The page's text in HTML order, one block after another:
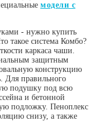
модели с
- нужно купить
такое система Комбо?
каркаса чаши.
защитным
конструкцию
Для правильного
подушку под всю
и бетонной
подложку. Пеноплекс
снизу, а также